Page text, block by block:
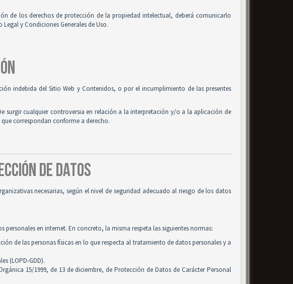
de los derechos de protección de la propiedad intelectual, deberá comunicarlo
y Condiciones Generales de Uso.
indebida del Sitio Web y Contenidos, o por el incumplimiento de las presentes
surgir cualquier controversia en relación a la interpretación y/o a la aplicación de
correspondan conforme a derecho.
DE DATOS
necesarias, según el nivel de seguridad adecuado al riesgo de los datos
en internet. En concreto, la misma respeta las siguientes normas:
de las personas físicas en lo que respecta al tratamiento de datos personales y a
(LOPD-GDD).
15/1999, de 13 de diciembre, de Protección de Datos de Carácter Personal